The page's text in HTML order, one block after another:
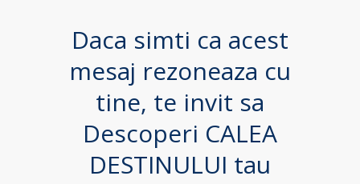
Daca simti ca acest
mesaj rezoneaza cu
tine, te invit sa
Descoperi CALEA
DESTINULUI tau